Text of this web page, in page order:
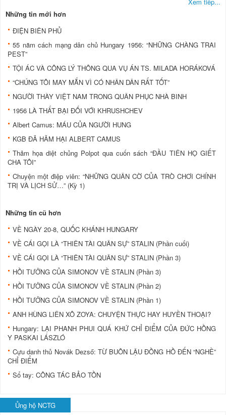
Những tin mới hơn
ÐIỆN BIÊN PHỦ
55 năm cách mạng dân chủ Hungary 1956: “NHỮNG CHÀNG TRAI
PEST”
TỘI ÁC VÀ CÔNG LÝ THÔNG QUA VỤ ÁN TS. MILADA HORÁKOVÁ
“CHÚNG TÔI MAY MẮN VÌ CÓ NHÂN DÂN RẤT TỐT”
NGƯỜI THÀY VIỆT NAM TRONG QUÂN PHỤC NHÀ BINH
1956 LÀ THẤT BẠI ÐỐI VỚI KHRUSHCHEV
Albert Camus: MÁU CỦA NGƯỜI HUNG
KGB ÐÃ HÃM HẠI ALBERT CAMUS
Thảm họa diệt chủng Polpot qua cuốn sách “ÐẦU TIÊN HỌ GIẾT
CHA TÔI”
Chuyện một điệp viên: “NHỮNG QUÂN CỜ CỦA TRÒ CHƠI CHÍNH
TRỊ VÀ LỊCH SỬ…” (Kỳ 1)
Những tin cũ hơn
VỀ NGÀY 20-8, QUỐC KHÁNH HUNGARY
VỀ CÁI GỌI LÀ “THIÊN TÀI QUÂN SỰ” STALIN (Phần cuối)
VỀ CÁI GỌI LÀ “THIÊN TÀI QUÂN SỰ” STALIN (Phần 3)
HỒI TƯỞNG CỦA SIMONOV VỀ STALIN (Phần 3)
HỒI TƯỞNG CỦA SIMONOV VỀ STALIN (Phần 2)
HỒI TƯỞNG CỦA SIMONOV VỀ STALIN (Phần 1)
ANH HÙNG LIÊN XÔ ZOYA: CHUYỆN THỰC HAY HUYỀN THOẠI?
Hungary: LẠI PHANH PHUI QUÁ KHỨ CHỈ ĐIỂM CỦA ĐỨC HỒNG
Y PASKAI LÁSZLÓ
Cựu danh thủ Novák Dezső: TỪ BUÔN LẬU ÐỒNG HỒ ÐẾN “NGHỀ”
CHỈ ÐIỂM
Sổ tay: CÔNG TÁC BẢO TỒN
Ủng hộ NCTG